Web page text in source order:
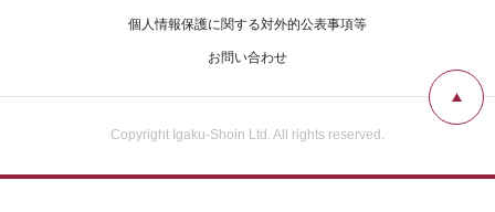
個人情報保護に関する対外的公表事項等
お問い合わせ
Copyright Igaku-Shoin Ltd. All rights reserved.